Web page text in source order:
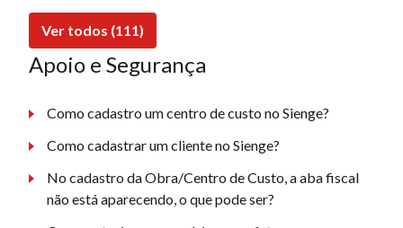
Ver todos (111)
Apoio e Segurança
Como cadastro um centro de custo no Sienge?
Como cadastrar um cliente no Sienge?
No cadastro da Obra/Centro de Custo, a aba fiscal
não está aparecendo, o que pode ser?